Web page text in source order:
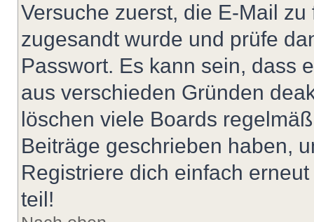
Versuche zuerst, die E-Mail
zugesandt wurde und prüfe
Passwort. Es kann sein, dass
aus verschieden Gründen
löschen viele Boards
Beiträge geschrieben haben,
Registriere dich einfach
teil!